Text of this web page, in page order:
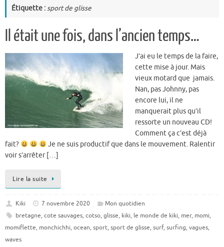
Étiquette :sport de glisse
Il était une fois, dans l’ancien temps…
J’ai eu le temps de la faire,
cette mise à jour. Mais
vieux motard que jamais.
Nan, pas Johnny, pas
encore lui, il ne
manquerait plus qu’il
ressorte un nouveau CD!
Comment ça c’est déjà
fait?
Je ne suis productif que dans le mouvement. Ralentir
voir s’arrêter […]
Lire la suite
Kiki 7 novembre 2020
Mon quotidien
bretagne, cote sauvages, cotso, glisse, kiki, le monde de kiki, mer, momi,
momiflette, monchichhi, ocean, sport, sport de glisse, surf, surfing, vagues,
waves